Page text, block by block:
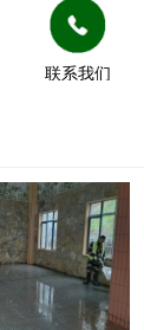
联系我们